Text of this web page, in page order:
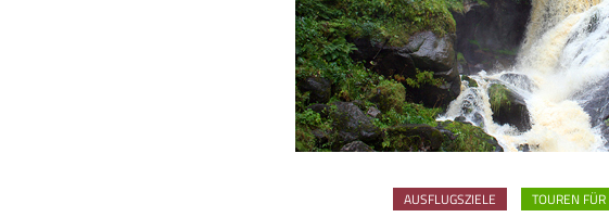
AUSFLUGSZIELE TOUREN